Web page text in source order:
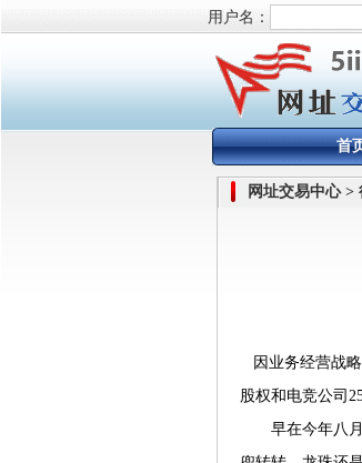
用户名：
首
网址交易中心 >
因业务经营战略
股权和电竞公司
早在今年八月